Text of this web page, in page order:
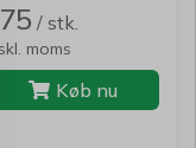
/ stk.
moms
Køb nu